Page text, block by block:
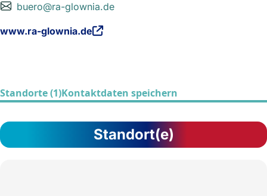
buero@ra-glownia.de
www.ra-glownia.de
Standorte (1)Kontaktdaten speichern
Standort(e)